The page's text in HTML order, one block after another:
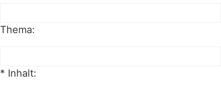
Thema:
* Inhalt: